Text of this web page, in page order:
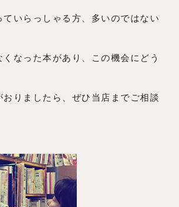
ていらっしゃる方、多いのではない
くなった本があり、この機会にどう
おりましたら、ぜひ当店までご相談